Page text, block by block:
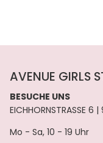
AVENUE GIRLS
BESUCHE UNS
EICHHORNSTRASSE 6
Mo - Sa, 10 - 19 Uhr